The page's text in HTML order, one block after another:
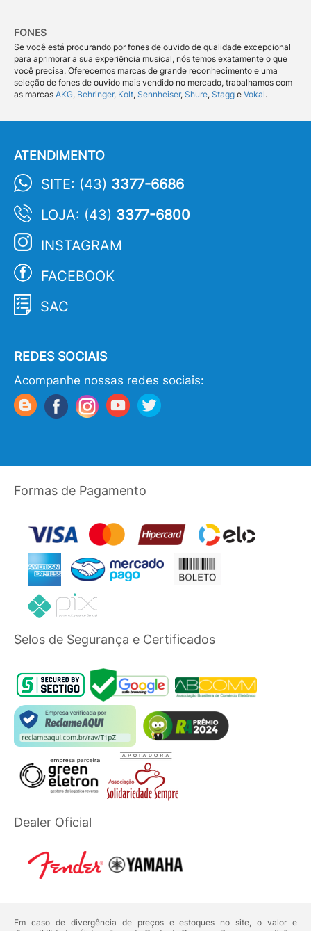
FONES
Se você está procurando por fones de ouvido de qualidade excepcional
para aprimorar a sua experiência musical, nós temos exatamente o que
você precisa. Oferecemos marcas de grande reconhecimento e uma
seleção de fones de ouvido mais vendido no mercado, trabalhamos com
as marcas AKG, Behringer, Kolt, Sennheiser, Shure, Stagg e Vokal.
ATENDIMENTO
SITE: (43) 3377-6686
LOJA: (43) 3377-6800
INSTAGRAM
FACEBOOK
SAC
REDES SOCIAIS
Acompanhe nossas redes sociais:
Formas de Pagamento
Selos de Segurança e Certificados
Dealer Oficial
Em caso de divergência de preços e estoques no site, o valor e